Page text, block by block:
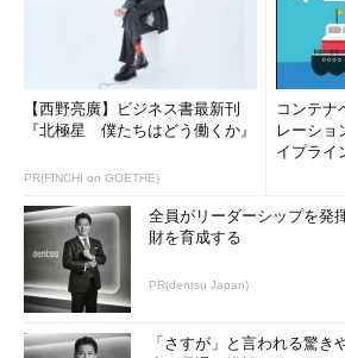
60歳以上の高年齢者または特定の年
施策（国の施策を活用しようとす
なる者に限定して募集・採用する場
積極的な転職活動を！
まで以上に移行するかもしれません。
この機会に、気になる求人に応募してみ
活動を始めてみるのも1つの手だと思いま
【西野亮廣】ビジネス書最新刊
『北極星 僕たちはどう働くか』
PR(FINCHI on GOETHE)
コンテナ
レーショ
イプライ
全員がリーダーシップを発
財を育成する
PR(dentsu Japan)
「さすが」と言われる驚き